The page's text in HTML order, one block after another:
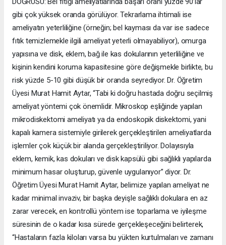
gibi çok yüksek oranda görülüyor. Tekrarlama ihtimali ise
ameliyatın yeterliliğine (örneğin; bel kayması da var ise sadece
fıtık temizlemekle ilgili ameliyat yeterli olmayabiliyor), omurga
yapısına ve disk, eklem, bağ ile kas dokularının yeterliliğine ve
kişinin kendini koruma kapasitesine göre değişmekle birlikte, bu
risk yüzde 5-10 gibi düşük bir oranda seyrediyor. Dr. Öğretim
Üyesi Murat Hamit Aytar, “Tabi ki doğru hastada doğru seçilmiş
ameliyat yöntemi çok önemlidir. Mikroskop eşliğinde yapılan
mikrodiskektomi ameliyatı ya da endoskopik diskektomi, yani
kapalı kamera sistemiyle girilerek gerçekleştirilen ameliyatlarda
işlemler çok küçük bir alanda gerçekleştiriliyor. Dolayısıyla
eklem, kemik, kas dokuları ve disk kapsülü gibi sağlıklı yapılarda
minimum hasar oluşturup, güvenle uygulanıyor” diyor. Dr.
Öğretim Üyesi Murat Hamit Aytar, belimize yapılan ameliyat ne
kadar minimal invaziv, bir başka deyişle sağlıklı dokulara en az
zarar verecek, en kontrollü yöntem ise toparlama ve iyileşme
süresinin de o kadar kısa sürede gerçekleşeceğini belirterek,
“Hastaların fazla kiloları varsa bu yükten kurtulmaları ve zamanı